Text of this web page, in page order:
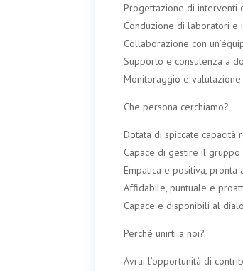
Progettazione di interventi
Conduzione di laboratori e
Collaborazione con
Supporto e consulenza a
Monitoraggio e
Che persona cerchiamo?
Dotata di spiccate
Capace di gestire il
Empatica e positiva,
Affidabile, puntuale e
Capace e disponibili al
Perché unirti a noi?
Avrai l’opportunità di